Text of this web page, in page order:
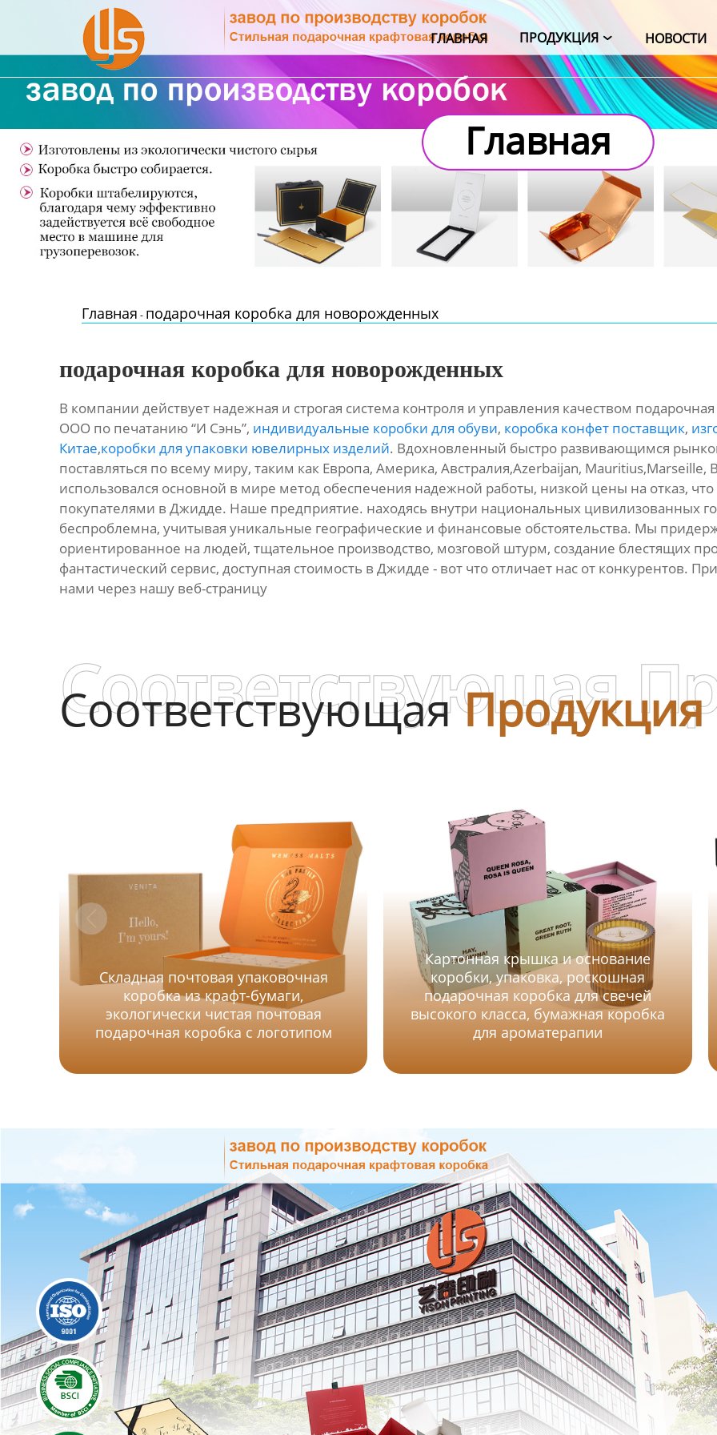
ГЛАВНАЯ ПРОДУКЦИЯ  НОВОСТИ
Новости
О Нас
Контакты
Главная
Главная - подарочная коробка для новорожденных
подарочная коробка для новорожденных
В компании действует надежная и строгая система контроля и управления качеством
ООО по печатанию “И Сэнь”, индивидуальные коробки для обуви, коробка конфет поставщик,
Китае,коробки для упаковки ювелирных изделий. Вдохновленный быстро развивающимся
поставляться по всему миру, таким как Европа, Америка, Австралия,Azerbaijan,
использовался основной в мире метод обеспечения надежной работы, низкой цены на отказ,
покупателями в Джидде. Наше предприятие. находясь внутри национальных цивилизованных
беспроблемна, учитывая уникальные географические и финансовые обстоятельства. Мы
ориентированное на людей, тщательное производство, мозговой штурм, создание блестящих
фантастический сервис, доступная стоимость в Джидде - вот что отличает нас от конкурентов.
нами через нашу веб-страницу
СоответствующаяПродукция
Соответствующая
Складная почтовая упаковочная
коробка из крафт-бумаги,
экологически чистая почтовая
подарочная коробка с логотипом
Картонная крышка и основание
коробки, упаковка, роскошная
подарочная коробка для свечей
высокого класса, бумажная коробка
для ароматерапии